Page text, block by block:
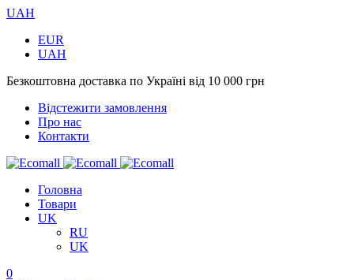
UAH
EUR
UAH
Безкоштовна доставка по Україні від 10 000 грн
Відстежити замовлення
Про нас
Контакти
Головна
Товари
UK
RU
UK
0